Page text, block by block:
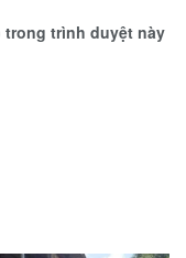
trong trình duyệt này